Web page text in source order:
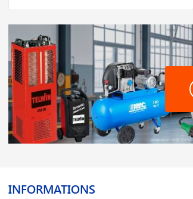
INFORMATIONS